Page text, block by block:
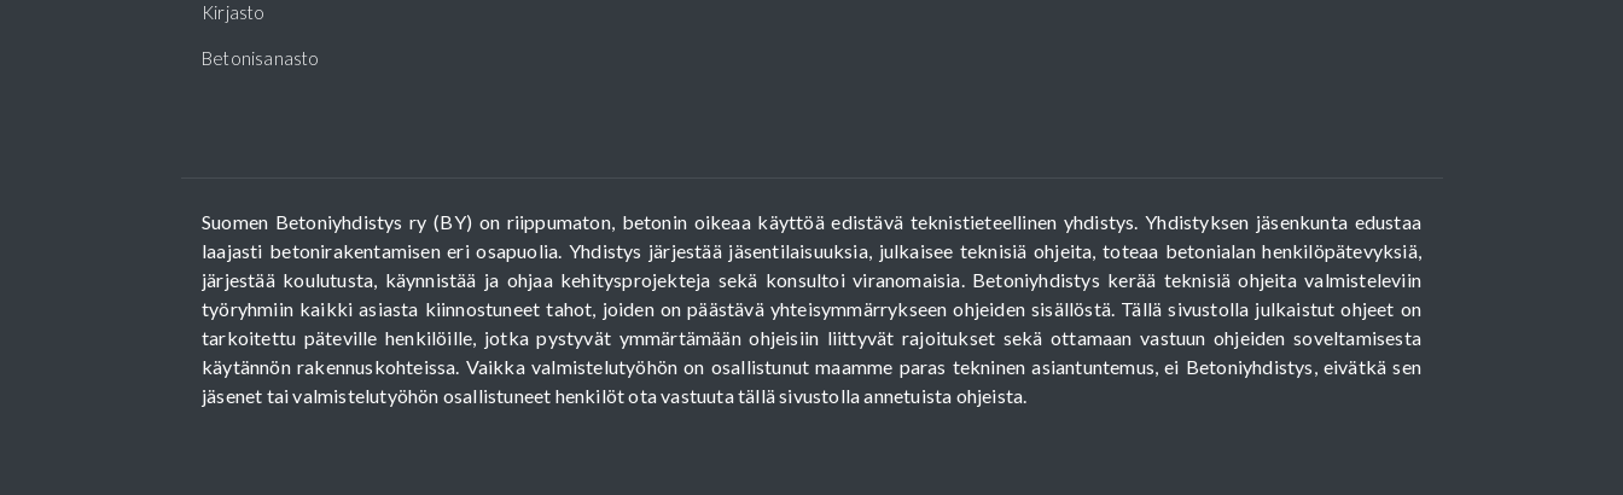
Kirjasto
Betonisanasto
Suomen Betoniyhdistys ry (BY) on riippumaton, betonin oikeaa käyttöä edistävä teknistieteellinen yhdistys. Yhdistyksen jäsenkunta edustaa
laajasti betonirakentamisen eri osapuolia. Yhdistys järjestää jäsentilaisuuksia, julkaisee teknisiä ohjeita, toteaa betonialan henkilöpätevyksiä,
järjestää koulutusta, käynnistää ja ohjaa kehitysprojekteja sekä konsultoi viranomaisia. Betoniyhdistys kerää teknisiä ohjeita valmisteleviin
työryhmiin kaikki asiasta kiinnostuneet tahot, joiden on päästävä yhteisymmärrykseen ohjeiden sisällöstä. Tällä sivustolla julkaistut ohjeet on
tarkoitettu päteville henkilöille, jotka pystyvät ymmärtämään ohjeisiin liittyvät rajoitukset sekä ottamaan vastuun ohjeiden soveltamisesta
käytännön rakennuskohteissa. Vaikka valmistelutyöhön on osallistunut maamme paras tekninen asiantuntemus, ei Betoniyhdistys, eivätkä sen
jäsenet tai valmistelutyöhön osallistuneet henkilöt ota vastuuta tällä sivustolla annetuista ohjeista.